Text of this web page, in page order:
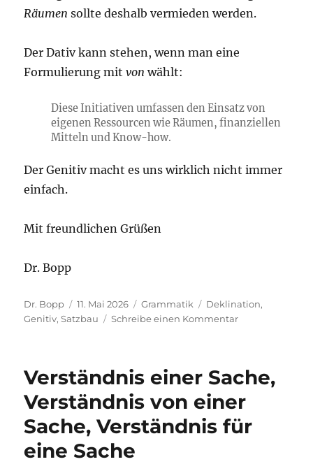
Räumen sollte deshalb vermieden werden.
Der Dativ kann stehen, wenn man eine
Formulierung mitvon wählt:
Diese Initiativen umfassen den Einsatz von
eigenen Ressourcen wie Räumen, finanziellen
Mitteln und Know-how.
Der Genitiv macht es uns wirklich nicht immer
einfach.
Mit freundlichen Grüßen
Dr. Bopp
Autor
Dr. Bopp
Veröffentlicht
am
11. Mai 2026 Kategorien
Grammatik Schlagwörter
Deklination,
Genitiv,Satzbau Schreibe einen Kommentarzu
„wie“:
Einsatz
eigener
Ressourcen
Verständnis einer Sache,
Verständnis von einer
Sache, Verständnis für
eine Sache